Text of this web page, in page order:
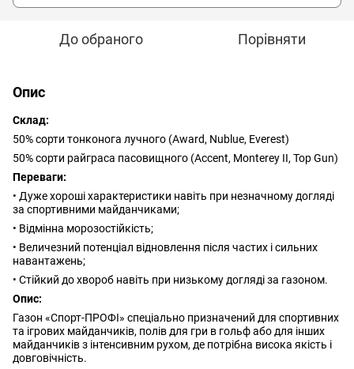
До обраного Порівняти
Опис
Склад:
50% сорти тонконога лучного (Award, Nublue, Everest)
50% сорти райграса пасовищного (Accent, Monterey II, Top Gun)
Переваги:
• Дуже хороші характеристики навіть при незначному догляді
за спортивними майданчиками;
• Відмінна морозостійкість;
• Величезний потенціал відновлення після частих і сильних
навантажень;
• Стійкий до хвороб навіть при низькому догляді за газоном.
Опис:
Газон «Спорт-ПРОФІ» спеціально призначений для спортивних
та ігрових майданчиків, полів для гри в гольф або для інших
майданчиків з інтенсивним рухом, де потрібна висока якість і
довговічність.